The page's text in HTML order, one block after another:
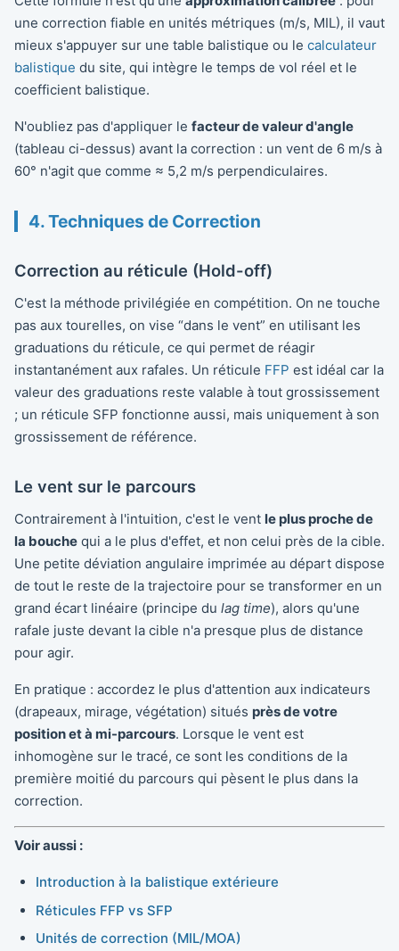
une correction fiable en unités métriques (m/s, MIL), il vaut
mieux s'appuyer sur une table balistique ou le calculateur
balistique du site, qui intègre le temps de vol réel et le
coefficient balistique.
N'oubliez pas d'appliquer le facteur de valeur d'angle
(tableau ci-dessus) avant la correction : un vent de 6 m/s à
60° n'agit que comme ≈ 5,2 m/s perpendiculaires.
4. Techniques de Correction
Correction au réticule (Hold-off)
C'est la méthode privilégiée en compétition. On ne touche
pas aux tourelles, on vise “dans le vent” en utilisant les
graduations du réticule, ce qui permet de réagir
instantanément aux rafales. Un réticule FFP est idéal car la
valeur des graduations reste valable à tout grossissement
; un réticule SFP fonctionne aussi, mais uniquement à son
grossissement de référence.
Le vent sur le parcours
Contrairement à l'intuition, c'est le vent le plus proche de
la bouche qui a le plus d'effet, et non celui près de la cible.
Une petite déviation angulaire imprimée au départ dispose
de tout le reste de la trajectoire pour se transformer en un
grand écart linéaire (principe du lag time), alors qu'une
rafale juste devant la cible n'a presque plus de distance
pour agir.
En pratique : accordez le plus d'attention aux indicateurs
(drapeaux, mirage, végétation) situés près de votre
position et à mi-parcours. Lorsque le vent est
inhomogène sur le tracé, ce sont les conditions de la
première moitié du parcours qui pèsent le plus dans la
correction.
Voir aussi :
Introduction à la balistique extérieure
Réticules FFP vs SFP
Unités de correction (MIL/MOA)